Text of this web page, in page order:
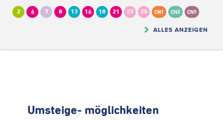
2 6 7 8 13 16 18 21 23 25 CN1 CN2 CN5
ALLES ANZEIGEN
Umsteige- möglichkeiten